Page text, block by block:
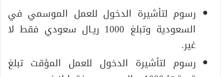
رسوم لتأشيرة الدخول للعمل الموسمي في
السعودية وتبلغ 1000 ريـال سعودي فقط لا
غير.
رسوم لتأشيرة الدخول للعمل المؤقت تبلغ